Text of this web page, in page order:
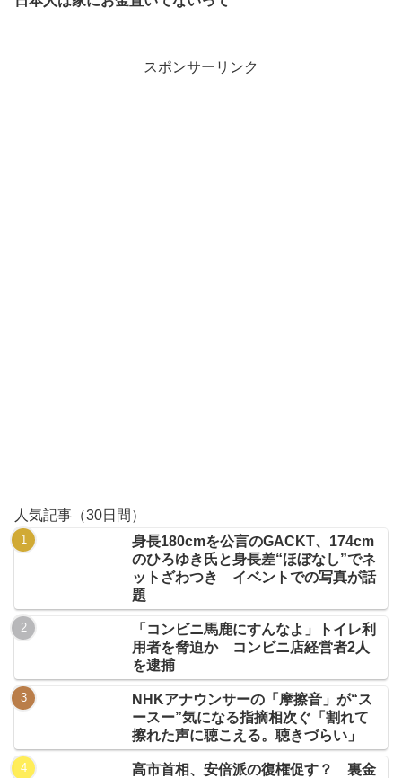
スポンサーリンク
人気記事（30日間）
身長180cmを公言のGACKT、174cm
のひろゆき氏と身長差“ほぼなし”でネ
ットざわつき イベントでの写真が話
題
「コンビニ馬鹿にすんなよ」トイレ利
用者を脅迫か コンビニ店経営者2人
を逮捕
NHKアナウンサーの「摩擦音」が“ス
ースー”気になる指摘相次ぐ「割れて
擦れた声に聴こえる。聴きづらい」
高市首相、安倍派の復権促す？ 裏金